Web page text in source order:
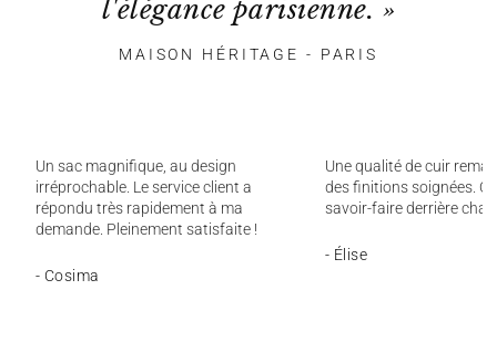
l'élégance parisienne. »
MAISON HÉRITAGE - PARIS
Un sac magnifique, au design
irréprochable. Le service client a
répondu très rapidement à ma
demande. Pleinement satisfaite !
- Cosima
Une qualité de cuir
des finitions soignées.
savoir-faire derrière
- Élise